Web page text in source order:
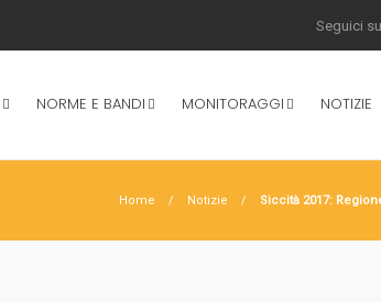
NORME E BANDI MONITORAGGI NOTIZIE
Home Notizie Siccità 2017: